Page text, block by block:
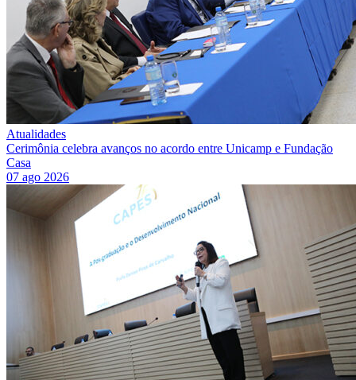
Atualidades
Cerimônia celebra avanços no acordo entre Unicamp e Fundação
Casa
07 ago 2026